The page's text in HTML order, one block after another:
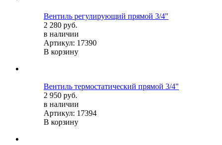
Вентиль регулирующий прямой 3/4"
2 280 руб.
в наличии
Артикул: 17390
В корзину
Вентиль термостатический прямой 3/4"
2 950 руб.
в наличии
Артикул: 17394
В корзину